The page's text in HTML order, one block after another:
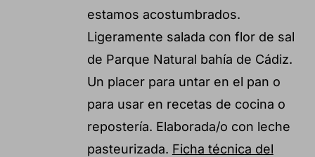
estamos acostumbrados.
Ligeramente salada con flor de sal
de Parque Natural bahía de Cádiz.
Un placer para untar en el pan o
para usar en recetas de cocina o
repostería. Elaborada/o con leche
pasteurizada. Ficha técnica del